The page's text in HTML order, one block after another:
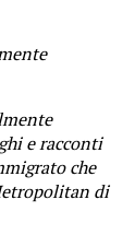
e racconti
che
di